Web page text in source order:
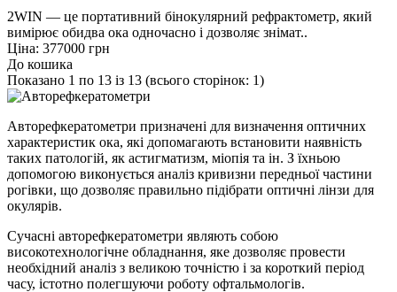
2WIN — це портативний бінокулярний рефрактометр, який
вимірює обидва ока одночасно і дозволяє знімат..
Ціна: 377000 грн
До кошика
Показано 1 по 13 із 13 (всього сторінок: 1)
Авторефкератометри призначені для визначення оптичних
характеристик ока, які допомагають встановити наявність
таких патологій, як астигматизм, міопія та ін. З їхньою
допомогою виконується аналіз кривизни передньої частини
рогівки, що дозволяє правильно підібрати оптичні лінзи для
окулярів.
Сучасні авторефкератометри являють собою
високотехнологічне обладнання, яке дозволяє провести
необхідний аналіз з великою точністю і за короткий період
часу, істотно полегшуючи роботу офтальмологів.